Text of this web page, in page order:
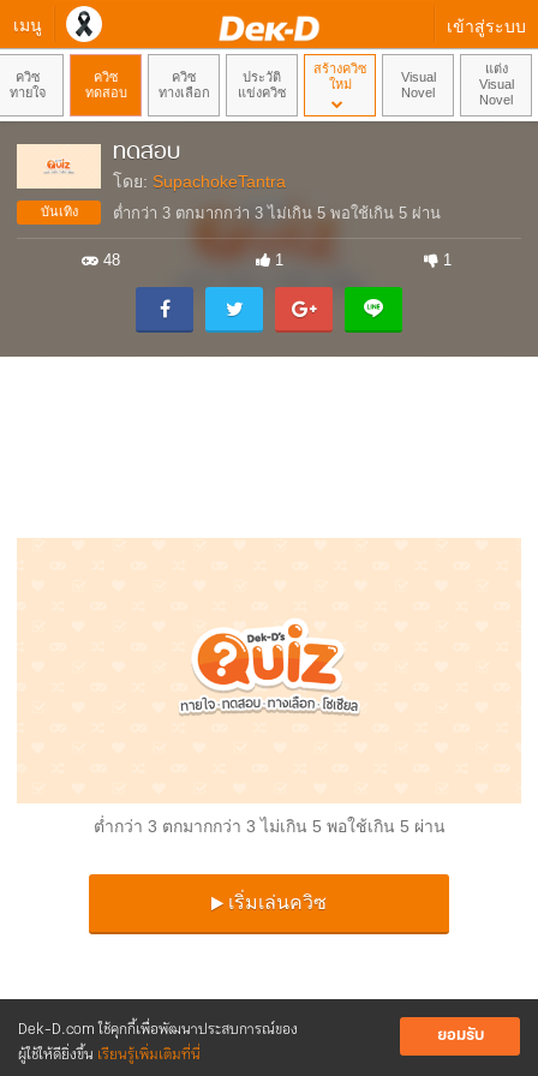
เมนู เข้าสู่ระบบ
Dek-D.com ใช้คุกกี้เพื่อพัฒนาประสบการณ์ของ
ผู้ใช้ให้ดียิ่งขึ้น เรียนรู้เพิ่มเติมที่นี่
ยอมรับ
ควิซ
ทายใจ
ควิซ
ทดสอบ
ควิซ
ทางเลือก
ประวัติ
แข่งควิซ
สร้างควิซ
ใหม่
Visual
Novel
แต่ง
Visual
Novel
บันเทิง
ทดสอบ
โดย: SupachokeTantra
ต่ำกว่า 3 ตกมากกว่า 3 ไม่เกิน 5 พอใช้เกิน 5 ผ่าน
48 1 1
ต่ำกว่า 3 ตกมากกว่า 3 ไม่เกิน 5 พอใช้เกิน 5 ผ่าน
เริ่มเล่นควิซ